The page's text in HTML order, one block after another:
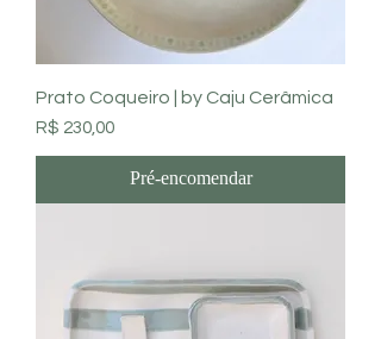
Prato Coqueiro | by Caju Cerâmica
Preço
R$ 230,00
Pré-encomendar